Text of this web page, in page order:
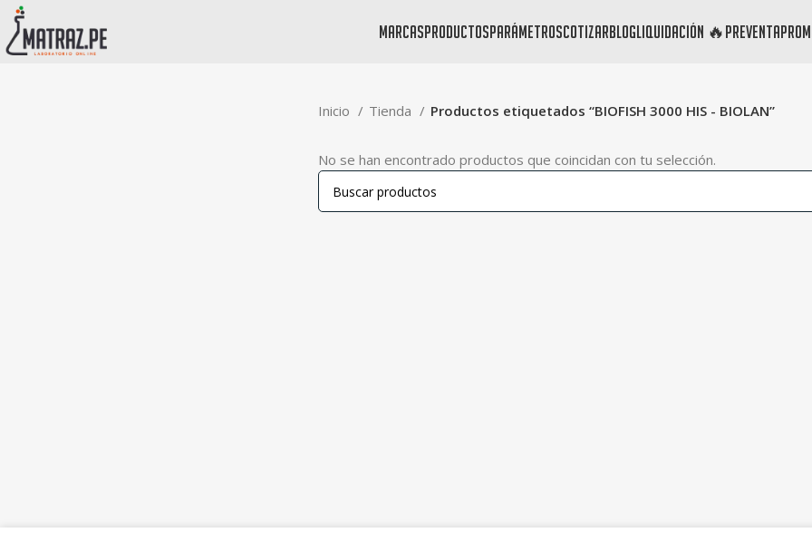
marcasproductosparámetroscotizarblogliquidación 🔥preventa
Inicio Tienda Productos etiquetados “BIOFISH 3000 HIS - BIOLAN”
No se han encontrado productos que coincidan con tu selección.